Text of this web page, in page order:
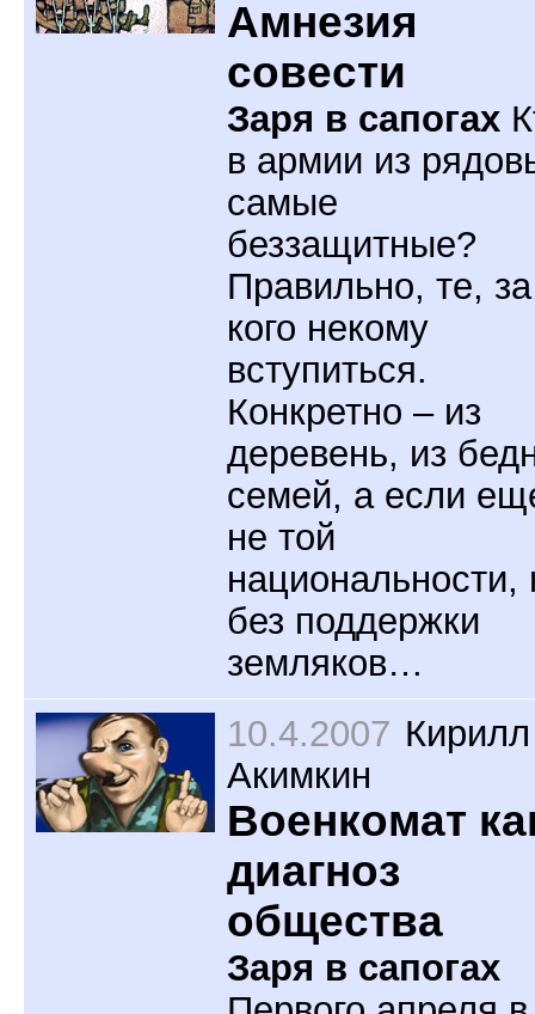
Амнезия
совести
Заря в сапогах
в армии из
самые
беззащитные?
Правильно, те, за
кого некому
вступиться.
Конкретно – из
деревень, из
семей, а если
не той
национальности,
без поддержки
земляков…
10.4.2007 Кирилл
Акимкин
Военкомат
диагноз
общества
Заря в сапогах